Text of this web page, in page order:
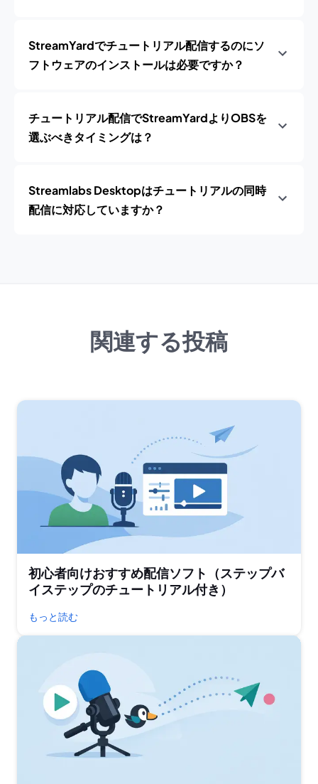
StreamYardでチュートリアル配信するのにソ
フトウェアのインストールは必要ですか？
チュートリアル配信でStreamYardよりOBSを
選ぶべきタイミングは？
Streamlabs Desktopはチュートリアルの同時
配信に対応していますか？
関連する投稿
初心者向けおすすめ配信ソフト（ステップバ
イステップのチュートリアル付き）
もっと読む